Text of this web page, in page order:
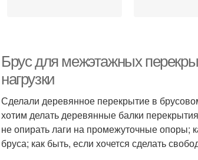
Брус для межэтажных
нагрузки
Сделали деревянное перекрытие в
хотим делать деревянные балки
не опирать лаги на промежуточные опоры;
бруса; как быть, если хочется сделать